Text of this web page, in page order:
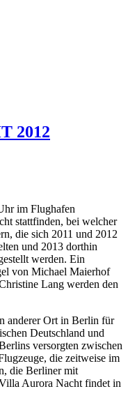
2012
im Flughafen
stattfinden, bei welcher
die sich 2011 und 2012
und 2013 dorthin
werden. Ein
von Michael Maierhof
Lang werden den
anderer Ort in Berlin für
Deutschland und
versorgten zwischen
die zeitweise im
die Berliner mit
Aurora Nacht findet in